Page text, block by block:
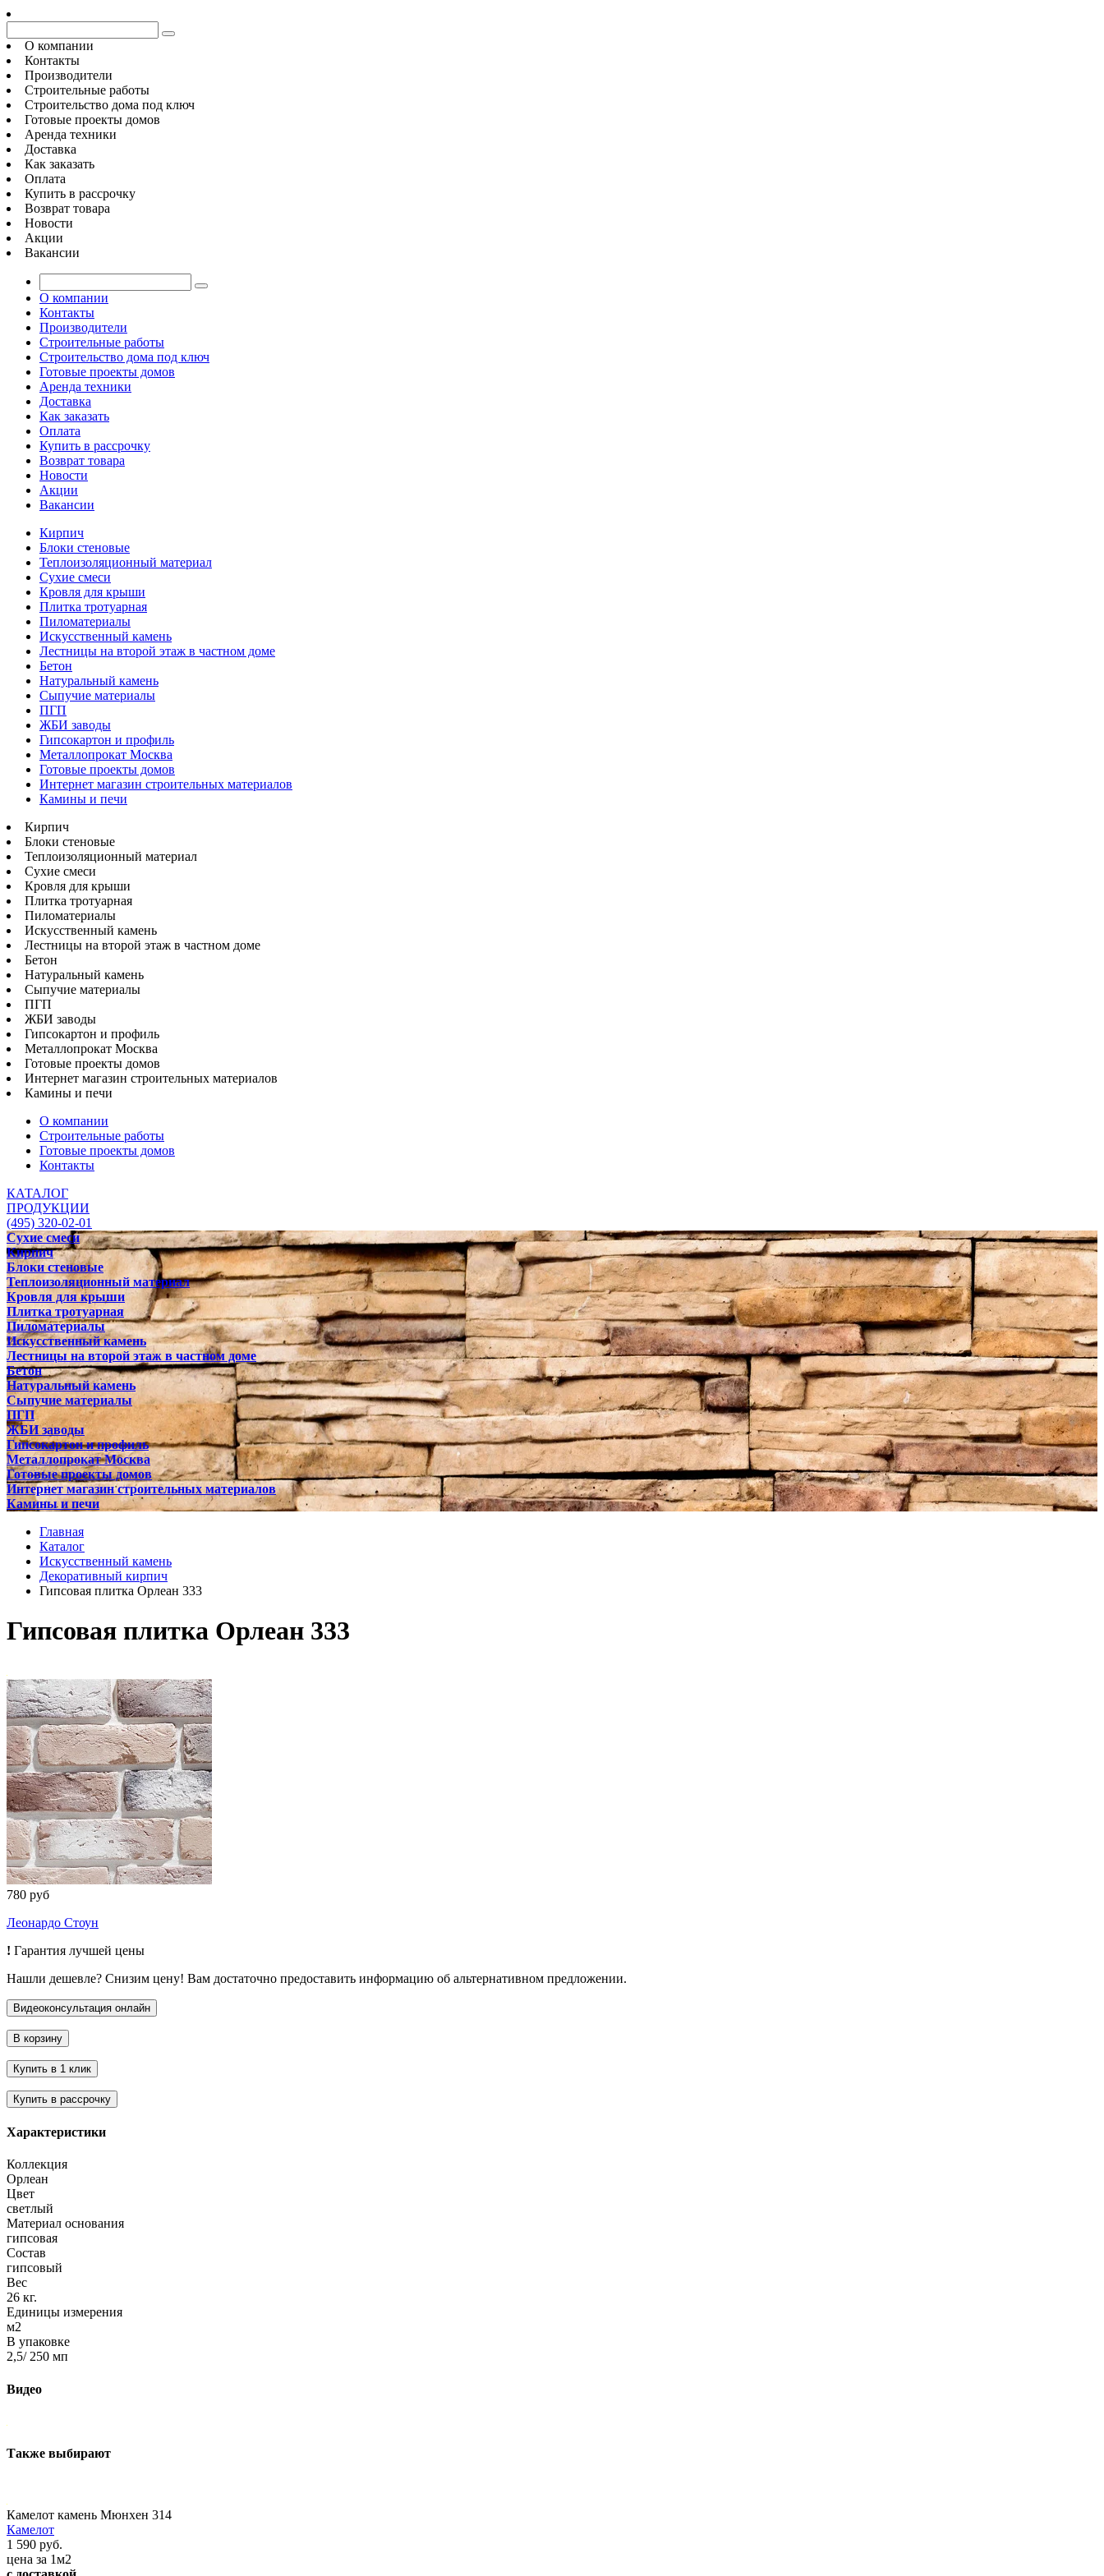
О компании
Контакты
Производители
Строительные работы
Строительство дома под ключ
Готовые проекты домов
Аренда техники
Доставка
Как заказать
Оплата
Купить в рассрочку
Возврат товара
Новости
Акции
Вакансии
О компании
Контакты
Производители
Строительные работы
Строительство дома под ключ
Готовые проекты домов
Аренда техники
Доставка
Как заказать
Оплата
Купить в рассрочку
Возврат товара
Новости
Акции
Вакансии
Кирпич
Блоки стеновые
Теплоизоляционный материал
Сухие смеси
Кровля для крыши
Плитка тротуарная
Пиломатериалы
Искусственный камень
Лестницы на второй этаж в частном доме
Бетон
Натуральный камень
Сыпучие материалы
ПГП
ЖБИ заводы
Гипсокартон и профиль
Металлопрокат Москва
Готовые проекты домов
Интернет магазин строительных материалов
Камины и печи
Кирпич
Блоки стеновые
Теплоизоляционный материал
Сухие смеси
Кровля для крыши
Плитка тротуарная
Пиломатериалы
Искусственный камень
Лестницы на второй этаж в частном доме
Бетон
Натуральный камень
Сыпучие материалы
ПГП
ЖБИ заводы
Гипсокартон и профиль
Металлопрокат Москва
Готовые проекты домов
Интернет магазин строительных материалов
Камины и печи
О компании
Строительные работы
Готовые проекты домов
Контакты
КАТАЛОГ
ПРОДУКЦИИ
(495) 320-02-01
Сухие смеси
Кирпич
Блоки стеновые
Теплоизоляционный материал
Кровля для крыши
Плитка тротуарная
Пиломатериалы
Искусственный камень
Лестницы на второй этаж в частном доме
Бетон
Натуральный камень
Сыпучие материалы
ПГП
ЖБИ заводы
Гипсокартон и профиль
Металлопрокат Москва
Готовые проекты домов
Интернет магазин строительных материалов
Камины и печи
Главная
Каталог
Искусственный камень
Декоративный кирпич
Гипсовая плитка Орлеан 333
Гипсовая плитка Орлеан 333
780 руб
Леонардо Стоун
! Гарантия лучшей цены
Нашли дешевле? Снизим цену! Вам достаточно предоставить информацию об альтернативном предложении.
Характеристики
Коллекция
Орлеан
Цвет
светлый
Материал основания
гипсовая
Состав
гипсовый
Вес
26 кг.
Единицы измерения
м2
В упаковке
2,5/ 250 мп
Видео
Также выбирают
Камелот камень Мюнхен 314
Камелот
1 590 руб.
цена за 1м2